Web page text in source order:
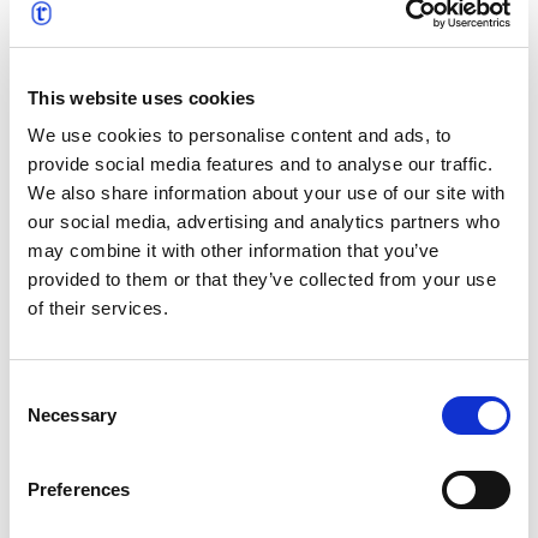
This website uses cookies
We use cookies to personalise content and ads, to
provide social media features and to analyse our traffic.
We also share information about your use of our site with
our social media, advertising and analytics partners who
may combine it with other information that you’ve
provided to them or that they’ve collected from your use
of their services.
Selection
Necessary
Preferences
eingebracht. ProLangua, das vor über 20 Jahren
gegründet wurde, hat sich für seine
innovativen Einsatz von Technologie zur
Rationalisierung von Projekten einen Namen gemacht.
Sowohl ProLangua als auch text&form wurden Teil der
t’works-Gruppe, wo ihre jahrzehntelange Erfahrung
unter einem Dach vereint ist. Gemeinsam bieten diese
beiden starken und renommierten Teams
hochmoderne Lösungen für die Übersetzung,
Lokalisierung und das Management mehrsprachiger
strategischen Partnerschaften von t’works unterstützt